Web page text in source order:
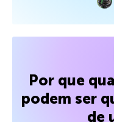
Por que
podem ser
de